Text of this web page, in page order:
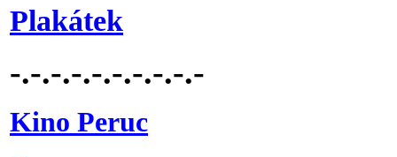
Plakátek
-.-.-.-.-.-.-.-.-.-
Kino Peruc